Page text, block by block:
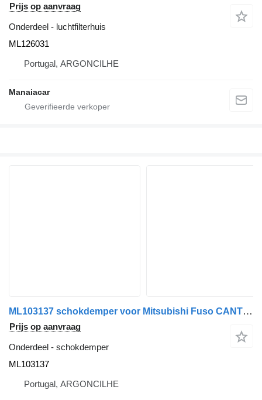
Prijs op aanvraag
Onderdeel - luchtfilterhuis
ML126031
Portugal, ARGONCILHE
Manaiacar
ML103137 schokdemper voor Mitsubishi Fuso CANTER | 88 - 0 vrachtwagen
Prijs op aanvraag
Onderdeel - schokdemper
ML103137
Portugal, ARGONCILHE